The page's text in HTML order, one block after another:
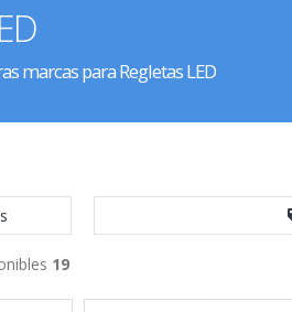
marcas para Regletas LED
19